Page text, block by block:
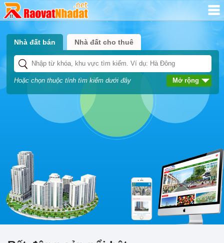
Nhà đất bán Nhà đất cho thuê
Hoặc chọn thuộc tính tìm kiếm dưới đây Mở rộng